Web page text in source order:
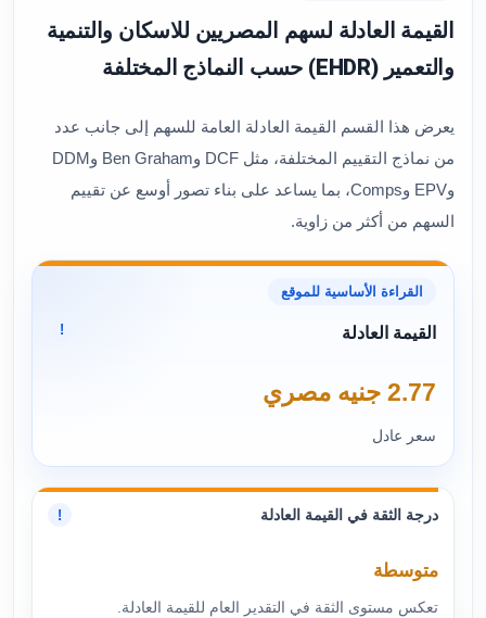
القيمة العادلة لسهم المصريين للاسكان والتنمية
والتعمير (EHDR) حسب النماذج المختلفة
يعرض هذا القسم القيمة العادلة العامة للسهم إلى جانب عدد
من نماذج التقييم المختلفة، مثل DCF وBen Graham وDDM
وEPV وComps، بما يساعد على بناء تصور أوسع عن تقييم
السهم من أكثر من زاوية.
القراءة الأساسية للموقع
القيمة العادلة !
2.77 جنيه مصري
سعر عادل
درجة الثقة في القيمة العادلة !
متوسطة
تعكس مستوى الثقة في التقدير العام للقيمة العادلة.